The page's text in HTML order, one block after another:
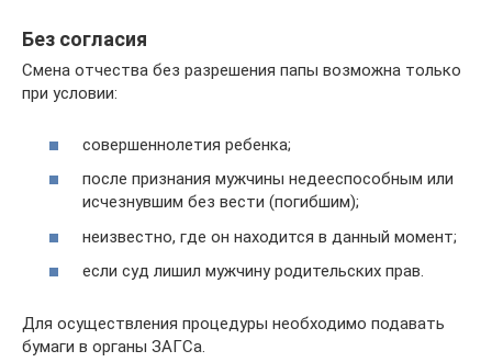
Без согласия
Смена отчества без разрешения папы возможна только
при условии:
совершеннолетия ребенка;
после признания мужчины недееспособным или
исчезнувшим без вести (погибшим);
неизвестно, где он находится в данный момент;
если суд лишил мужчину родительских прав.
Для осуществления процедуры необходимо подавать
бумаги в органы ЗАГСа.